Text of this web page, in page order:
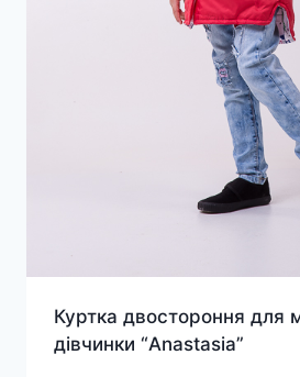
Куртка двостороння для
дівчинки “Anastasia”